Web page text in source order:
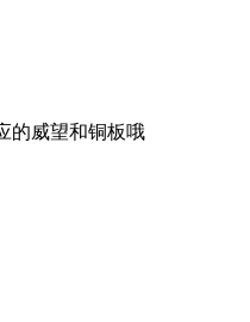
的威望和铜板哦